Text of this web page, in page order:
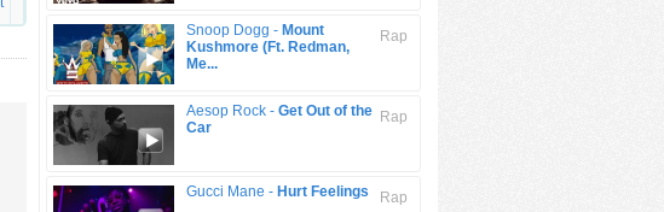
Rap
Snoop Dogg - Mount
Kushmore (Ft. Redman,
Me...
Rap
Aesop Rock - Get Out of the
Car
Rap
Gucci Mane - Hurt Feelings